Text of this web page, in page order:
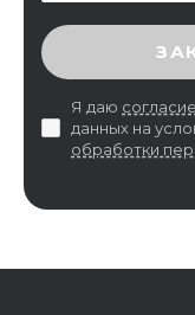
ВВЕДИТЕ
Я даю согласие
данных на
обработки